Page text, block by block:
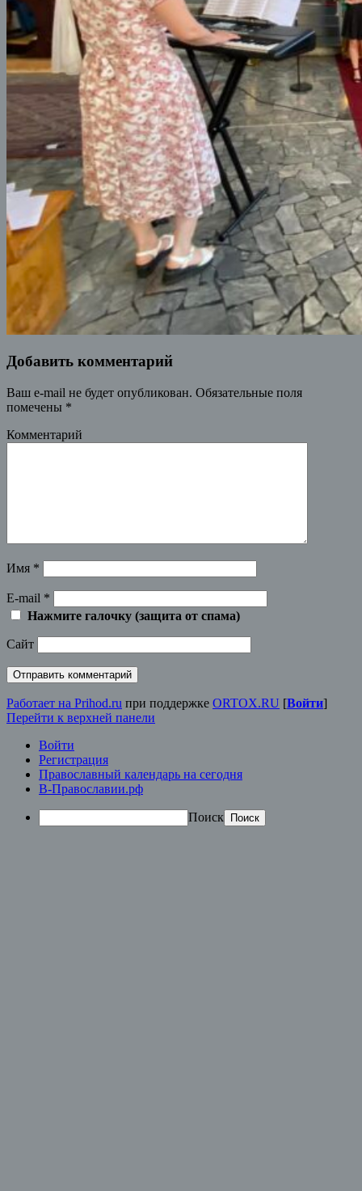
Добавить комментарий
Ваш e-mail не будет опубликован. Обязательные поля
помечены *
Комментарий
Имя *
E-mail *
Нажмите галочку (защита от спама)
Сайт
Работает на Prihod.ru при поддержке ORTOX.RU [Войти]
Перейти к верхней панели
Войти
Регистрация
Православный календарь на сегодня
В-Православии.рф
Поиск